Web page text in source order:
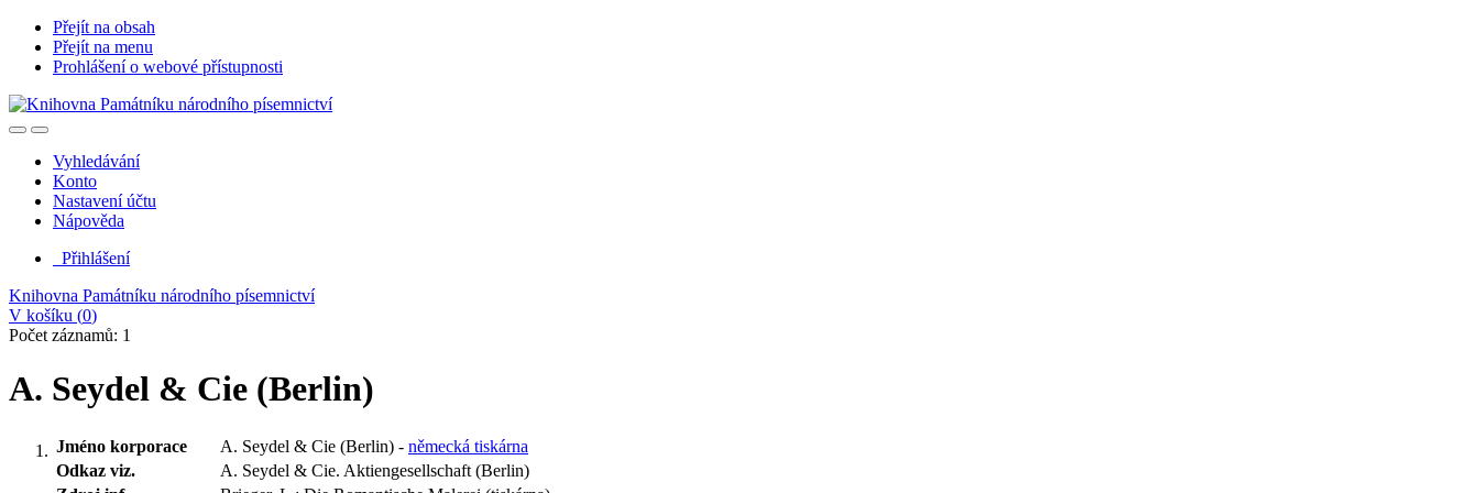
Přejít na obsah
Přejít na menu
Prohlášení o webové přístupnosti
Vyhledávání
Konto
Nastavení účtu
Nápověda
Přihlášení
Knihovna Památníku národního písemnictví
V košíku (0)
Počet záznamů: 1
A. Seydel & Cie (Berlin)
Jméno korporace A. Seydel & Cie (Berlin) - německá tiskárna
Odkaz viz.
A. Seydel & Cie. Aktiengesellschaft (Berlin)